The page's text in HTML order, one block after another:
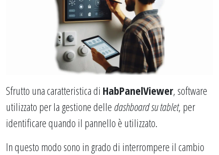
Sfrutto una caratteristica di HabPanelViewer, software
utilizzato per la gestione delle dashboard su tablet, per
identificare quando il pannello è utilizzato.
In questo modo sono in grado di interrompere il cambio